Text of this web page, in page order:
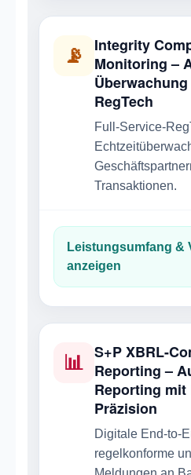
📡
Integrity
Monitoring –
RegTech
Full-Service-
Transaktionen.
Leistungsumfang &
anzeigen
📊 S+P XBRL-
Reporting –
Reporting mit
Präzision
Digitale End-to-
regelkonforme